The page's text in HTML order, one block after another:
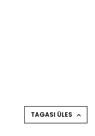
TAGASI ÜLES 